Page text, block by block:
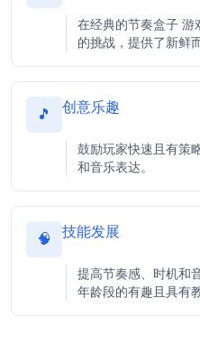
在经典的节奏盒子 游
的挑战，提供了新鲜
🎵 创意乐趣
鼓励玩家快速且有策
和音乐表达。
🧠 技能发展
提高节奏感、时机和
年龄段的有趣且具有